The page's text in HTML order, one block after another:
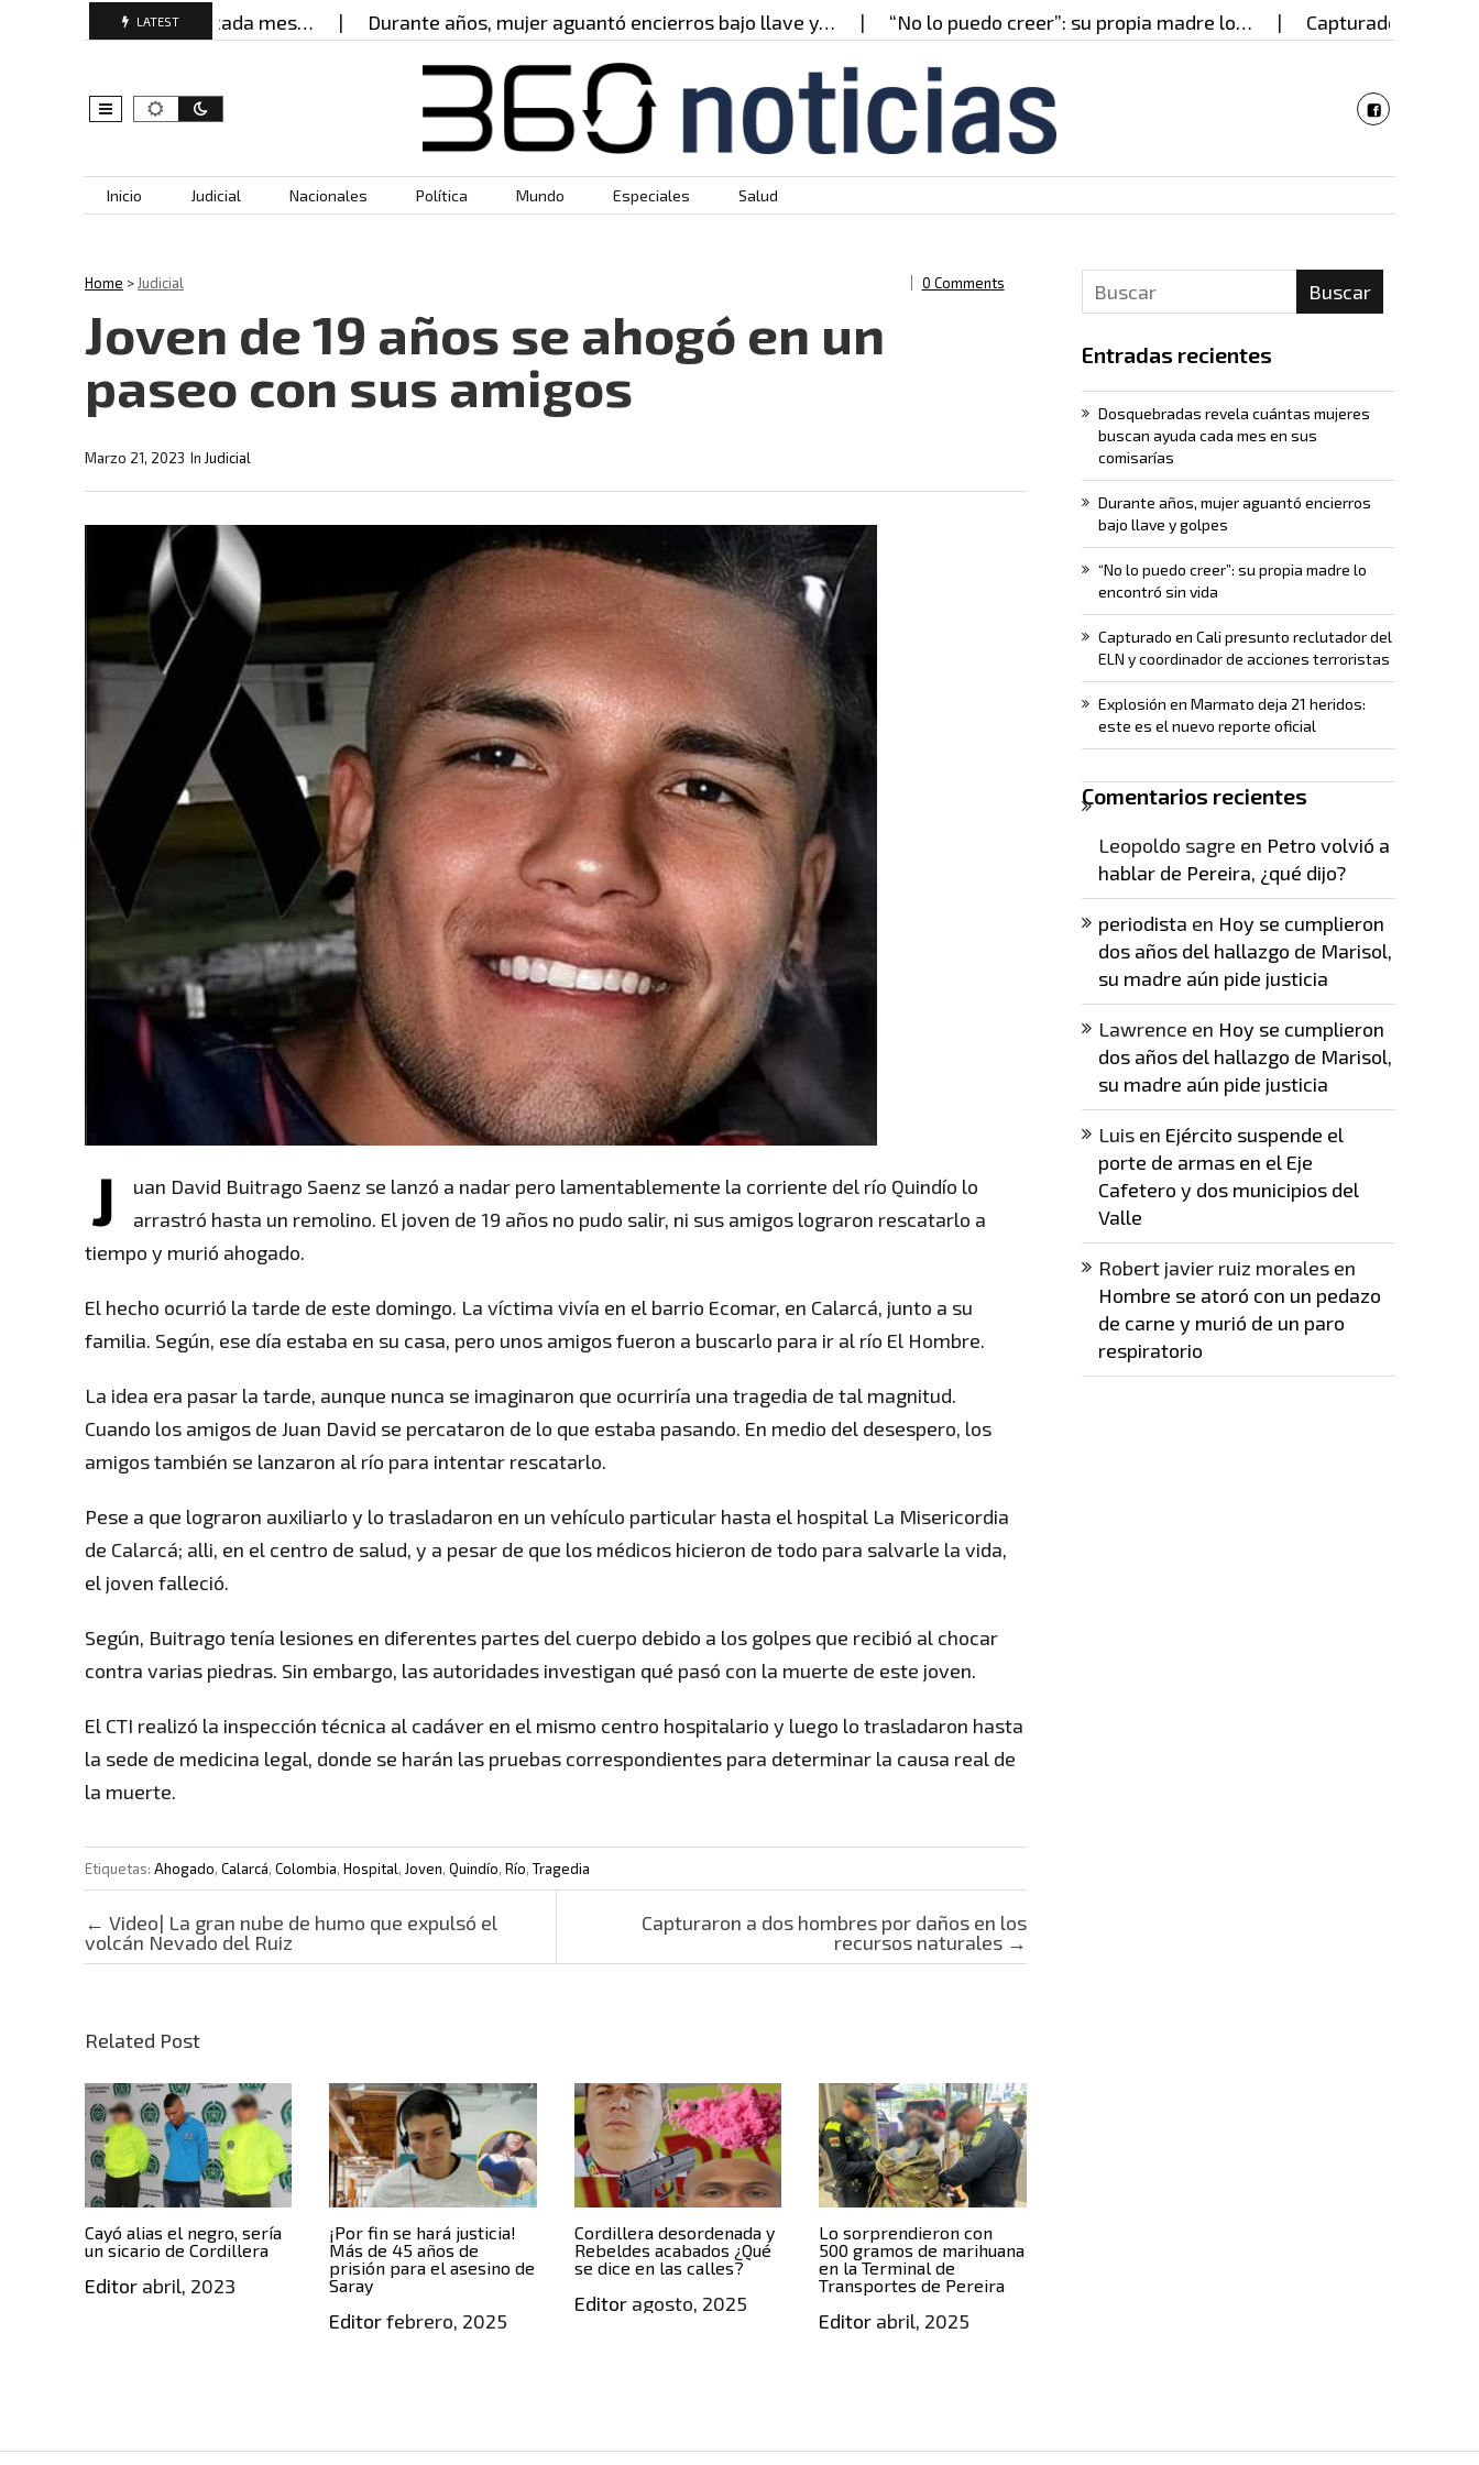
LATEST
buscan ayuda cada mes… Durante años, mujer aguantó encierros bajo llave y… “No lo puedo creer”: su propia madre lo… Capturado en Cali
Skip to content
Inicio Judicial Nacionales Política Mundo Especiales Salud
Home >Judicial 0 Comments
Joven de 19 años se ahogó en un
paseo con sus amigos
In Judicial
Marzo 21, 2023
J
uan David Buitrago Saenz se lanzó a nadar pero lamentablemente la corriente del río Quindío lo
arrastró hasta un remolino. El joven de 19 años no pudo salir, ni sus amigos lograron rescatarlo a
tiempo y murió ahogado.
El hecho ocurrió la tarde de este domingo. La víctima vivía en el barrio Ecomar, en Calarcá, junto a su
familia. Según, ese día estaba en su casa, pero unos amigos fueron a buscarlo para ir al río El Hombre.
La idea era pasar la tarde, aunque nunca se imaginaron que ocurriría una tragedia de tal magnitud.
Cuando los amigos de Juan David se percataron de lo que estaba pasando. En medio del desespero, los
amigos también se lanzaron al río para intentar rescatarlo.
Pese a que lograron auxiliarlo y lo trasladaron en un vehículo particular hasta el hospital La Misericordia
de Calarcá; alli, en el centro de salud, y a pesar de que los médicos hicieron de todo para salvarle la vida,
el joven falleció.
Según, Buitrago tenía lesiones en diferentes partes del cuerpo debido a los golpes que recibió al chocar
contra varias piedras. Sin embargo, las autoridades investigan qué pasó con la muerte de este joven.
El CTI realizó la inspección técnica al cadáver en el mismo centro hospitalario y luego lo trasladaron hasta
la sede de medicina legal, donde se harán las pruebas correspondientes para determinar la causa real de
la muerte.
Etiquetas: Ahogado, Calarcá, Colombia, Hospital, Joven, Quindío, Río, Tragedia
Post navigation
← Video| La gran nube de humo que expulsó el
volcán Nevado del Ruiz
Capturaron a dos hombres por daños en los
recursos naturales →
Related Post
Cayó alias el negro, sería
un sicario de Cordillera
Editor abril, 2023
¡Por fin se hará justicia!
Más de 45 años de
prisión para el asesino de
Saray
Editorfebrero, 2025
Cordillera desordenada y
Rebeldes acabados ¿Qué
se dice en las calles?
Editoragosto, 2025
Lo sorprendieron con
500 gramos de marihuana
en la Terminal de
Transportes de Pereira
Editor abril, 2025
Buscar
Entradas recientes
Dosquebradas revela cuántas mujeres
buscan ayuda cada mes en sus
comisarías
Durante años, mujer aguantó encierros
bajo llave y golpes
“No lo puedo creer”: su propia madre lo
encontró sin vida
Capturado en Cali presunto reclutador del
ELN y coordinador de acciones terroristas
Explosión en Marmato deja 21 heridos:
este es el nuevo reporte oficial
Comentarios recientes
Leopoldo sagre en Petro volvió a
hablar de Pereira, ¿qué dijo?
periodista en Hoy se cumplieron
dos años del hallazgo de Marisol,
su madre aún pide justicia
Lawrence en Hoy se cumplieron
dos años del hallazgo de Marisol,
su madre aún pide justicia
Luisen Ejército suspende el
porte de armas en el Eje
Cafetero y dos municipios del
Valle
Robert javier ruiz moralesen
Hombre se atoró con un pedazo
de carne y murió de un paro
respiratorio